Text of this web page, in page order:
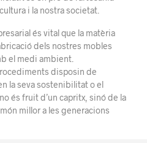
i la nostra societat.
és vital que la matèria
dels nostres mobles
el medi ambient.
disposin de
la seva sostenibilitat o el
és fruit d’un capritx, sinó de la
millor a les generacions